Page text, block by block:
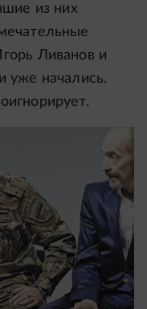
из них
Ливанов и
уже начались.